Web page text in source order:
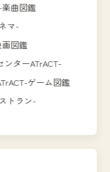
曲図鑑
マ-
図鑑
ターATrACT-
ゲーム図鑑
トラン-